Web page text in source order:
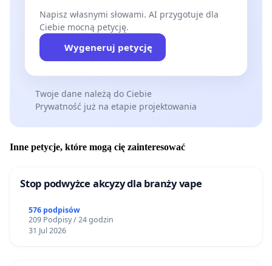
Napisz własnymi słowami. AI przygotuje dla
Ciebie mocną petycję.
Wygeneruj petycję
Twoje dane należą do Ciebie
Prywatność już na etapie projektowania
Inne petycje, które mogą cię zainteresować
Stop podwyżce akcyzy dla branży vape
576 podpisów
209 Podpisy / 24 godzin
31 Jul 2026